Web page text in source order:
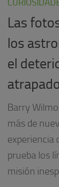
Las
los
el
Barry
más de
experiencia
prueba los
misión